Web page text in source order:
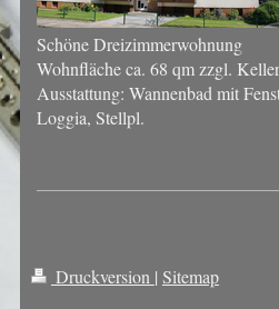
Schöne Dreizimmerwohnung
Wohnfläche ca. 68 qm zzgl.
Ausstattung: Wannenbad mit
Loggia, Stellpl.
Druckversion | Sitemap